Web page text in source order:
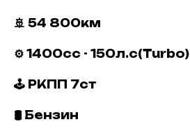
🚢 54 800км
⚙️ 1400сс - 150л.с(Turbo)
🕹 РКПП 7ст
🛢 Бензин